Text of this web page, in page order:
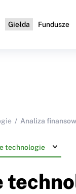
Giełda Fundusze
Analiza
technologie